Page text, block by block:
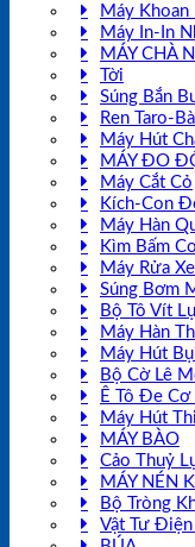
Máy
Máy In-In
MÁY CHÀ
Tời
Súng Bắn
Ren Taro-
Máy Hút
MÁY ĐO
Máy Cắt Cỏ
Kích-Con
Máy Hàn
Kìm Bấm
Máy Rửa Xe
Súng Bơm
Bộ Tô Vít
Máy Hàn
Máy Hút
Bộ Cờ Lê
Ê Tô Đe Cơ
Máy Hút
MÁY BÀO
Cảo Thuỷ
MÁY NÉN
Bộ Tròng
Vật Tư Điện